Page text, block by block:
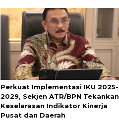
Perkuat Implementasi IKU 2025-
2029, Sekjen ATR/BPN Tekankan
Keselarasan Indikator Kinerja
Pusat dan Daerah